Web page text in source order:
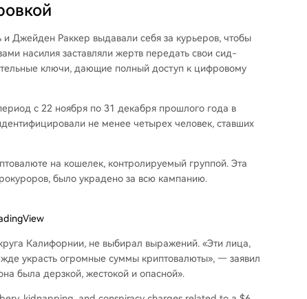
Джейден Раккер выдавали себя за курьеров, чтобы
насилия заставляли жертв передать свои сид-
ключи, дающие полный доступ к цифровому
с 22 ноября по 31 декабря прошлого года в
не менее четырех человек, ставших
на кошелек, контролируемый группой. Эта
было украдено за всю кампанию.
Калифорнии, не выбирал выражений. «Эти лица,
украсть огромные суммы криптовалюты», — заявил
была дерзкой, жестокой и опасной».